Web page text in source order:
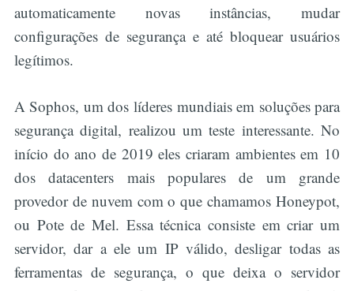
automaticamente novas instâncias, mudar
configurações de segurança e até bloquear usuários
legítimos.
A Sophos, um dos líderes mundiais em soluções para
segurança digital, realizou um teste interessante. No
início do ano de 2019 eles criaram ambientes em 10
dos datacenters mais populares de um grande
provedor de nuvem com o que chamamos Honeypot,
ou Pote de Mel. Essa técnica consiste em criar um
servidor, dar a ele um IP válido, desligar todas as
ferramentas de segurança, o que deixa o servidor